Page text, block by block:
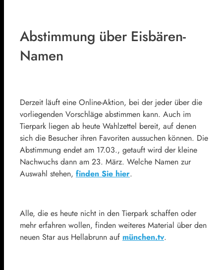
Abstimmung über Eisbären-
Namen
Derzeit läuft eine Online-Aktion, bei der jeder über die
vorliegenden Vorschläge abstimmen kann. Auch im
Tierpark liegen ab heute Wahlzettel bereit, auf denen
sich die Besucher ihren Favoriten aussuchen können. Die
Abstimmung endet am 17.03., getauft wird der kleine
Nachwuchs dann am 23. März. Welche Namen zur
Auswahl stehen, finden Sie hier.
Alle, die es heute nicht in den Tierpark schaffen oder
mehr erfahren wollen, finden weiteres Material über den
neuen Star aus Hellabrunn auf münchen.tv.